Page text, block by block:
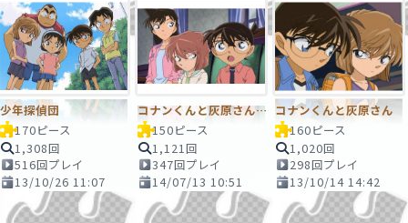
少年探偵団
170ピース
1,308回
516回プレイ
13/10/26 11:07
コナンくんと灰原さんと蘭ねーちゃん
150ピース
1,121回
347回プレイ
14/07/13 10:51
コナンくんと灰原さん
160ピース
1,020回
298回プレイ
13/10/14 14:42